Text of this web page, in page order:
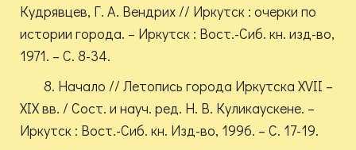
Кудрявцев, Г. А. Вендрих // Иркутск : очерки по
истории города. – Иркутск : Вост.-Сиб. кн. изд-во,
1971. – С. 8-34.
8. Начало // Летопись города Иркутска XVII –
XIX вв. / Сост. и науч. ред. Н. В. Куликаускене. –
Иркутск : Вост.-Сиб. кн. Изд-во, 1996. – С. 17-19.